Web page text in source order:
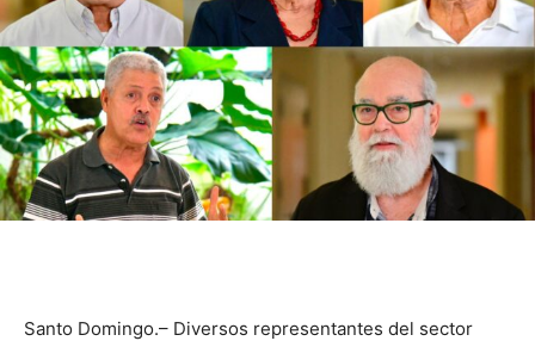
Santo Domingo.– Diversos representantes del sector